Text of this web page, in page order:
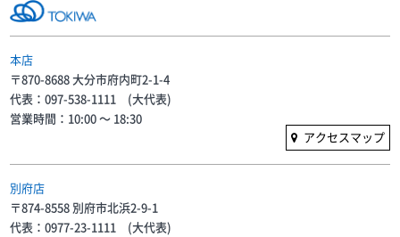
本店
〒870-8688 大分市府内町2-1-4
代表：097-538-1111 (大代表)
営業時間：10:00 〜 18:30
アクセスマップ
別府店
〒874-8558 別府市北浜2-9-1
代表：0977-23-1111 (大代表)